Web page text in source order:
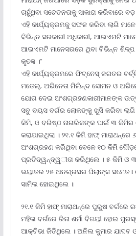
ଚାହୁଁଥିବା ସଚେତନତାକୁ ସାକାରା କରିବାରେ
ଏହି କାର୍ଯ୍ୟକ୍ରମକୁ ସଫଳ କରିବା ଲାଗି
ବିଭିନ୍ନ ସରକାରୀ ଅଧିକାରୀ, ଆଇଏମଟି
ଆଇଏମଟି ମାନେସରରେ ଥିବା ବିଭିନ୍ନ ଶିଳ୍ପ
କୃତଜ୍ଞ ।’’
ଏହି କାର୍ଯ୍ୟକ୍ରମରେ ଫିଟ୍‌ନେସ୍ ଜଗତର
ମଡେଲ୍‌, ଅଭିନେତା ମିଲିନ୍ଦ ସୋମନ ଓ
ଯୋଗ ଦେଇ ଅଂଶଗ୍ରହଣକାରୀମାନଙ୍କ
ସବୁ ବୟସ ବର୍ଗର ଲୋକଙ୍କୁ ଖୁସି କରିବା ଲାଗି
କିମି, ଓ ବରିଷ୍ଠ ନାଗରିକଙ୍କ ପାଇଁ ୩
କରାଯାଇଥିଲା । ୨୧.୧ କିମି ହାଫ୍
ଅଂଶଗ୍ରହଣ କରିଥିବା ବେଳେ ୧୦ କିମି
ପ୍ରତିଦ୍ୱନ୍ଦ୍ୱ୍‌ୀତା କରିଥିଲେ । ୫ କିମି ଓ
ଭୟାତର ୨୫ ଅନଗ୍ରସର ପିଲାଙ୍କ ସମେତ
ସାମିଲ ହୋଇଥିଲେ ।
୨୧.୧ କିମି ହାଫ୍ ମାରାଥନ୍‌ରେ ପୁରୁଷ
ମହିଳା ବର୍ଗରେ ରିନା ଶର୍ମା ବିଜୟୀ ହୋଇ
ଆକ୍ଟିଭା ଜିତିଥିଲେ । ଅନିଲ କୁମାର ଯାଦବ